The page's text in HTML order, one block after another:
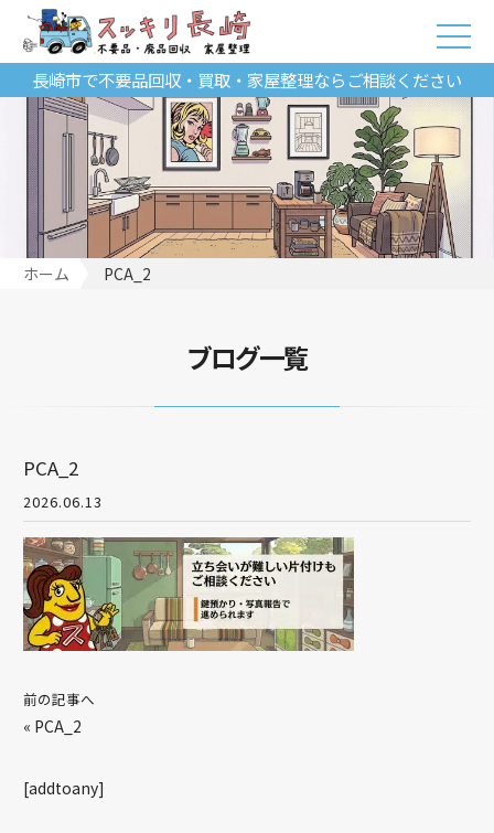
長崎市で不要品回収・買取・家屋整理ならご相談ください
ホーム PCA_2
ブログ一覧
PCA_2
2026.06.13
前の記事へ
« PCA_2
[addtoany]